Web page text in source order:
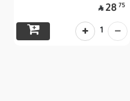
75
28

1